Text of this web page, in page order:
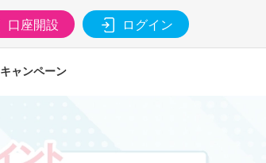
口座開設 ログイン
キャンペーン